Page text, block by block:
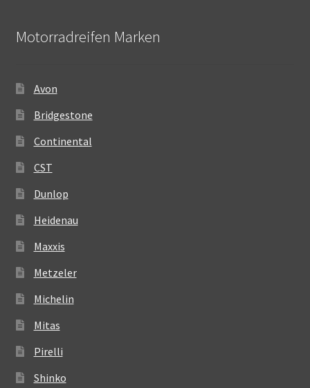
Motorradreifen Marken
Avon
Bridgestone
Continental
CST
Dunlop
Heidenau
Maxxis
Metzeler
Michelin
Mitas
Pirelli
Shinko